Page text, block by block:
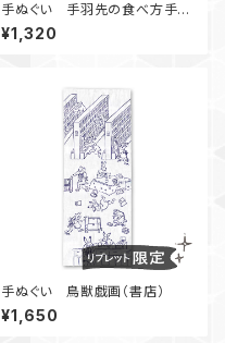
手ぬぐい 手羽先の食べ方手習
帳
¥1,320
手ぬぐい 鳥獣戯画（書店）
¥1,650